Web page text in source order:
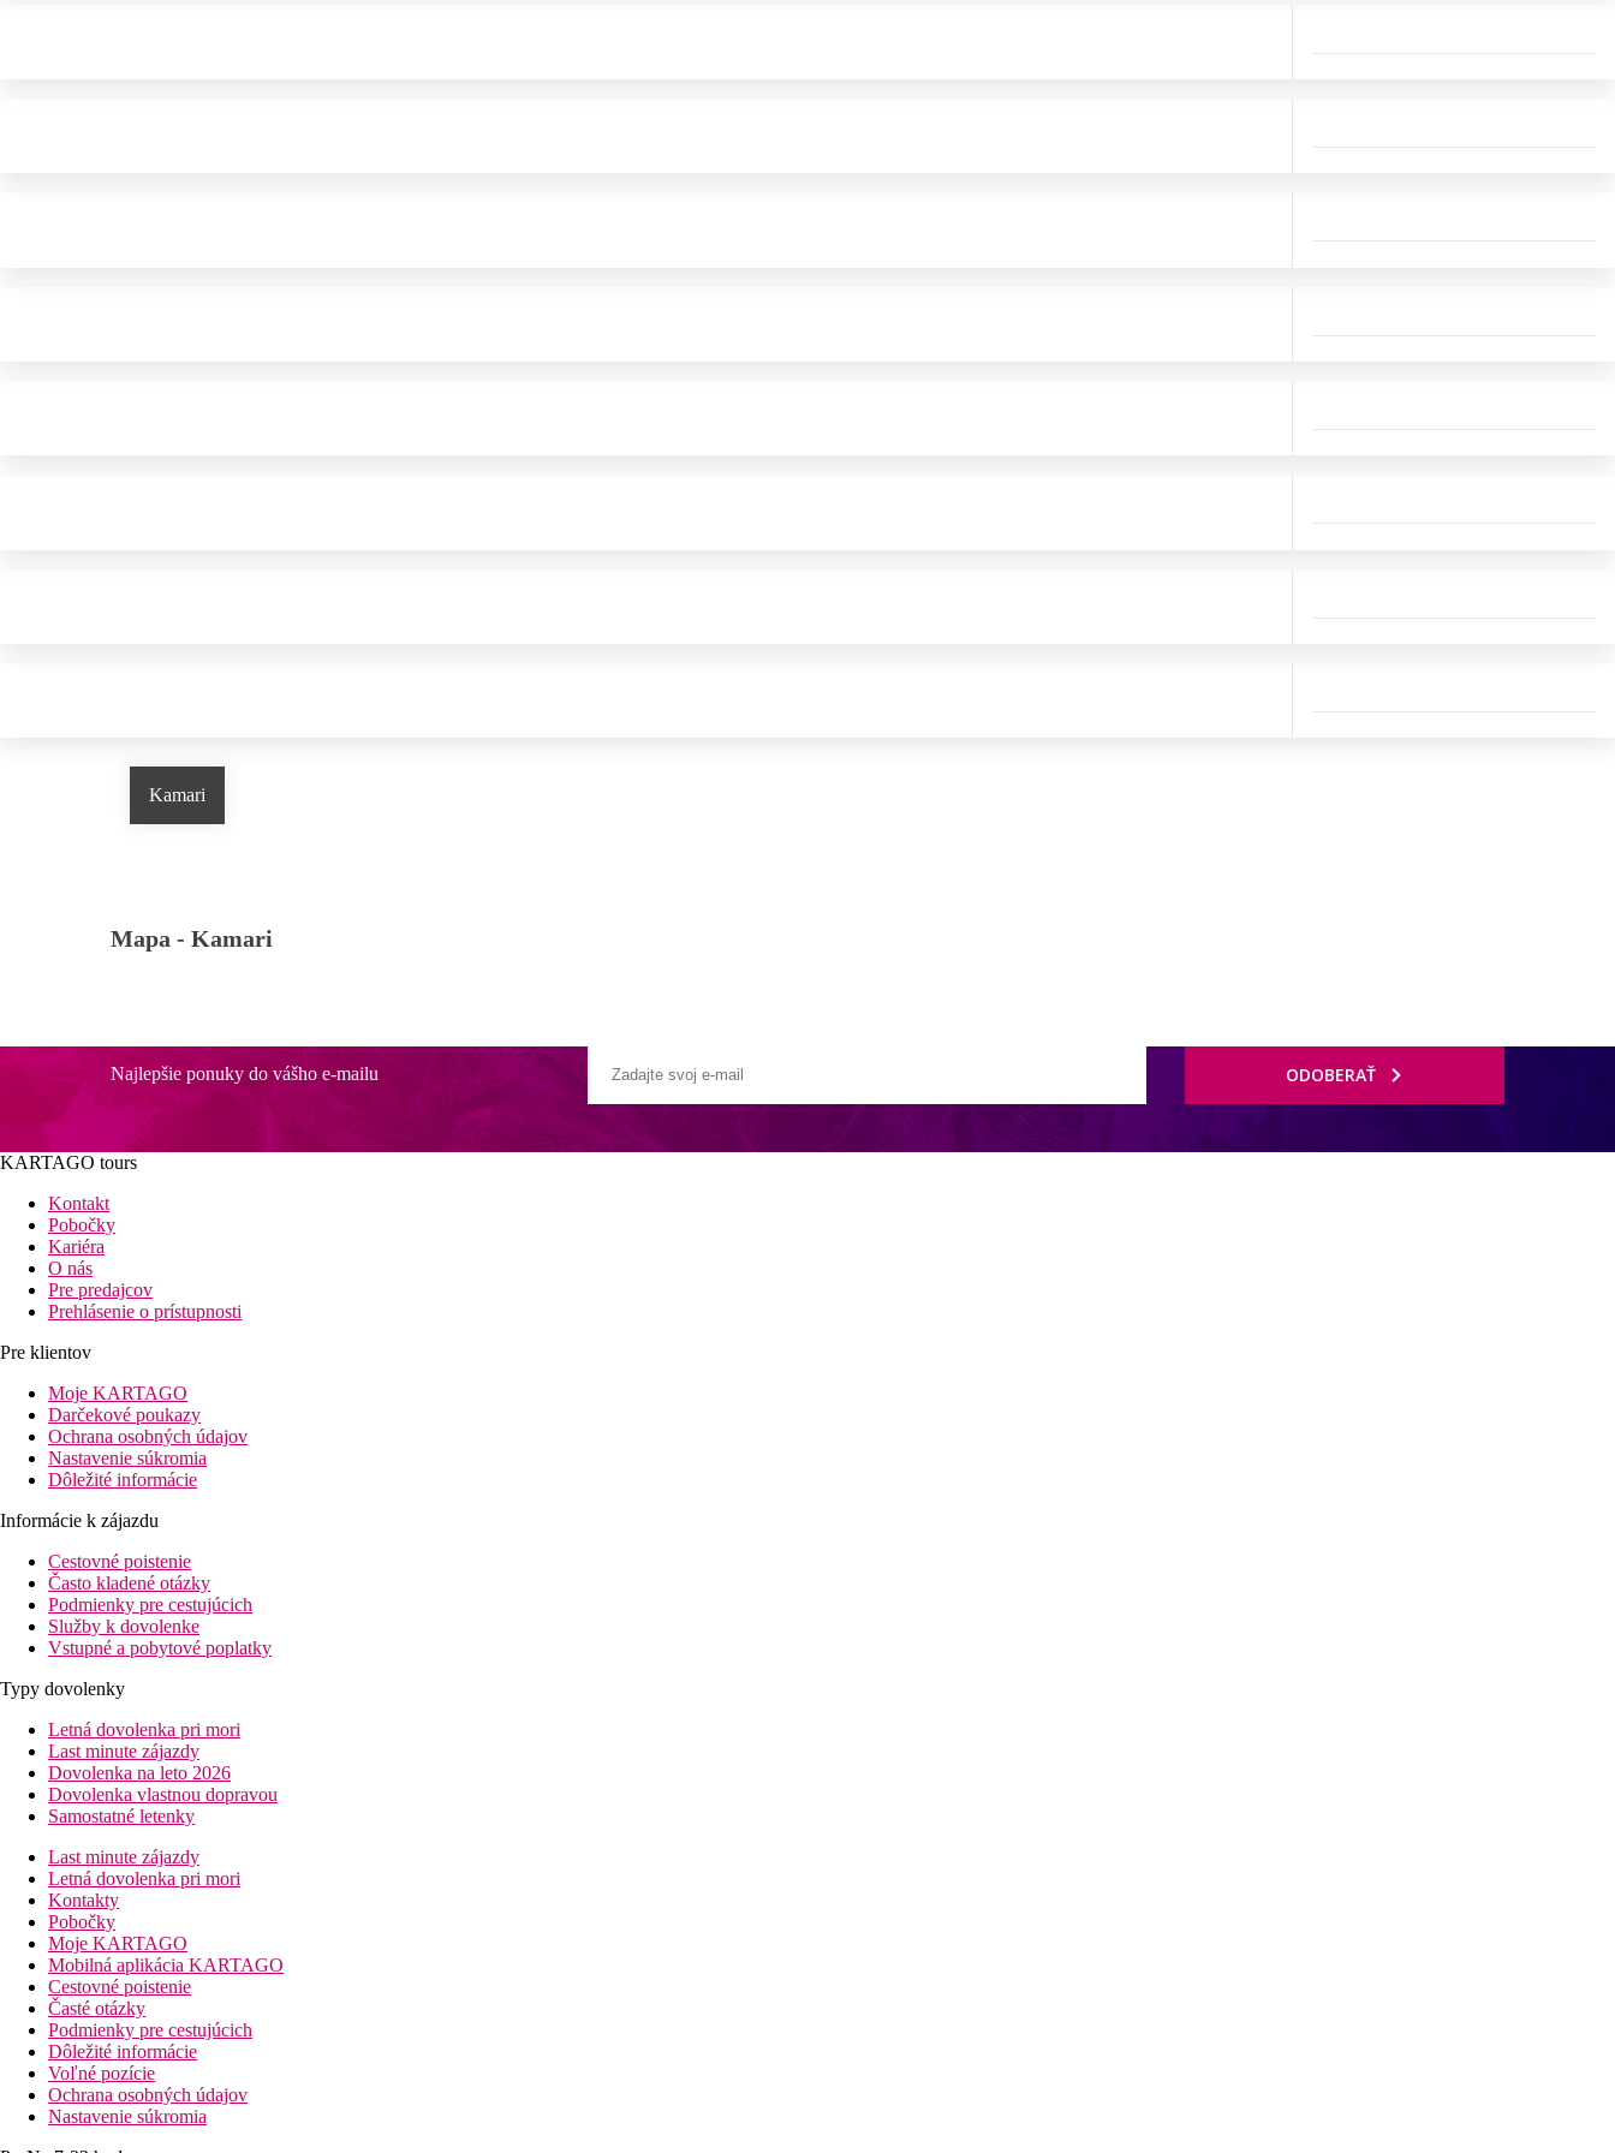
Kamari
Mapa - Kamari
Najlepšie ponuky do vášho e-mailu ODOBERAŤ
KARTAGO tours
Kontakt
Pobočky
Kariéra
O nás
Pre predajcov
Prehlásenie o prístupnosti
Pre klientov
Moje KARTAGO
Darčekové poukazy
Ochrana osobných údajov
Nastavenie súkromia
Dôležité informácie
Informácie k zájazdu
Cestovné poistenie
Často kladené otázky
Podmienky pre cestujúcich
Služby k dovolenke
Vstupné a pobytové poplatky
Typy dovolenky
Letná dovolenka pri mori
Last minute zájazdy
Dovolenka na leto 2026
Dovolenka vlastnou dopravou
Samostatné letenky
Last minute zájazdy
Letná dovolenka pri mori
Kontakty
Pobočky
Moje KARTAGO
Mobilná aplikácia KARTAGO
Cestovné poistenie
Časté otázky
Podmienky pre cestujúcich
Dôležité informácie
Voľné pozície
Ochrana osobných údajov
Nastavenie súkromia